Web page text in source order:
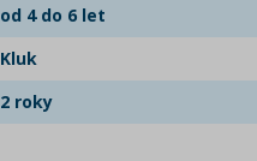
od 4 do 6 let
Kluk
2 roky